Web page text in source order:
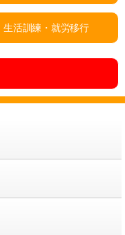
生活訓練・就労移行